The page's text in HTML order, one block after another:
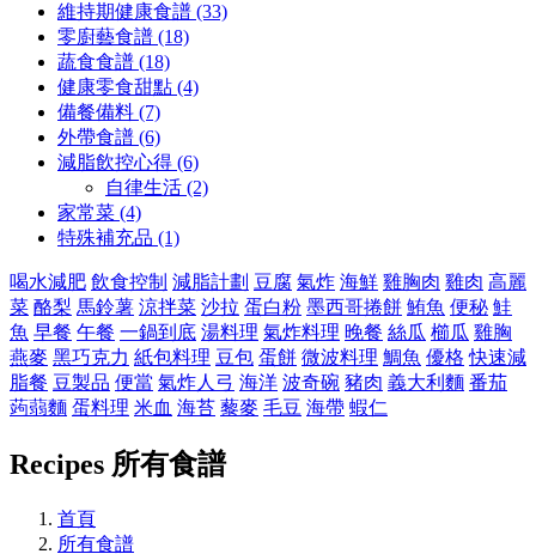
維持期健康食譜 (33)
零廚藝食譜 (18)
蔬食食譜 (18)
健康零食甜點 (4)
備餐備料 (7)
外帶食譜 (6)
減脂飲控心得 (6)
自律生活 (2)
家常菜 (4)
特殊補充品 (1)
喝水減肥 飲食控制 減脂計劃 豆腐 氣炸 海鮮 雞胸肉 雞肉 高麗
菜 酪梨 馬鈴薯 涼拌菜 沙拉 蛋白粉 墨西哥捲餅 鮪魚 便秘 鮭
魚 早餐 午餐 一鍋到底 湯料理 氣炸料理 晚餐 絲瓜 櫛瓜 雞胸
燕麥 黑巧克力 紙包料理 豆包 蛋餅 微波料理 鯛魚 優格 快速減
脂餐 豆製品 便當 氣炸人弓 海洋 波奇碗 豬肉 義大利麵 番茄
蒟蒻麵 蛋料理 米血 海苔 藜麥 毛豆 海帶 蝦仁
Recipes 所有食譜
首頁
所有食譜